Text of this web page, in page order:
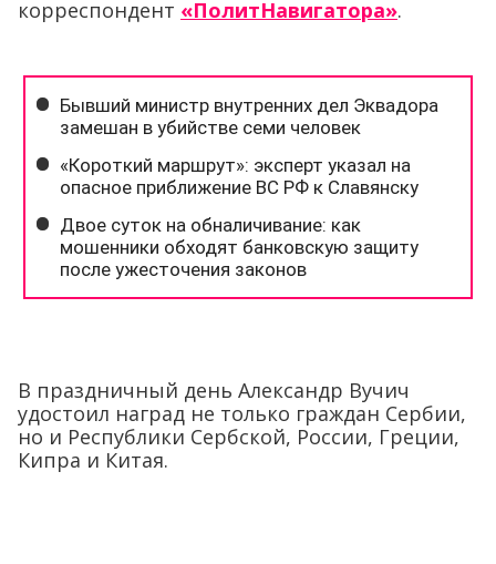
корреспондент «ПолитНавигатора».
В праздничный день Александр Вучич
удостоил наград не только граждан Сербии,
но и Республики Сербской, России, Греции,
Кипра и Китая.